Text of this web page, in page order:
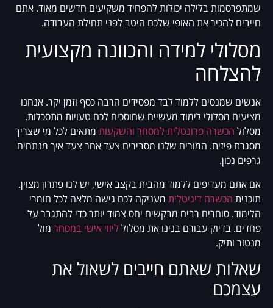
שמתפרסמות בלילה יכולות להפחיד משקיעים חדשים מאוד. אתם
חייבים להכיר את האופי שלכם היטב לפני תחילת העבודה.
מסלולי למידה והכוונה מקצועית
להצלחה
אנשים שמנסים ללמוד לבד מפסידים הרבה כסף וזמן יקר. אנחנו
מציעים מסלולי לימוד מעשיים שחוסכים לכם טעויות מתסכלות.
מסלול הכשרה פרונטלית למסחר והשקעות מתאים לכל מי שצריך
מסגרת פיזית. המורים שלנו מסבירים צעד אחר צעד איך מנתחים
גרפים נכון.
אם אתם מעדיפים ללמוד מהבית בקצב אישי, יש לנו פתרון מצוין.
תוכנית הכשרה דיגיטלית מעניקה לכם גישה מלאה לכל חומרי
הלימוד. סוחרים רבים מבקשים יחס צמוד יותר כדי להתגבר על
פחדים. בדיוק עבורם בנינו את מסלולליווי אישי במסחר מול
מנטור ותיק.
שאלות שאתם חייבים לשאול את
עצמכם